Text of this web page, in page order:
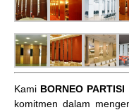
Kami BORNEO
komitmen dalam